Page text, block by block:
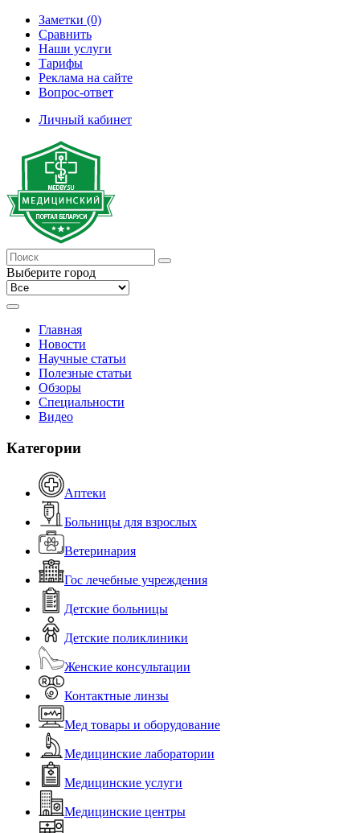
Заметки (0)
Сравнить
Наши услуги
Тарифы
Реклама на сайте
Вопрос-ответ
Личный кабинет
Выберите город
Главная
Новости
Научные статьи
Полезные статьи
Обзоры
Специальности
Видео
Категории
Аптеки
Больницы для взрослых
Ветеринария
Гос лечебные учреждения
Детские больницы
Детские поликлиники
Женские консультации
Контактные линзы
Мед товары и оборудование
Медицинские лаборатории
Медицинские услуги
Медицинские центры